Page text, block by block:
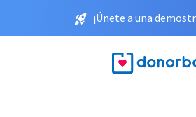
¡Únete a una